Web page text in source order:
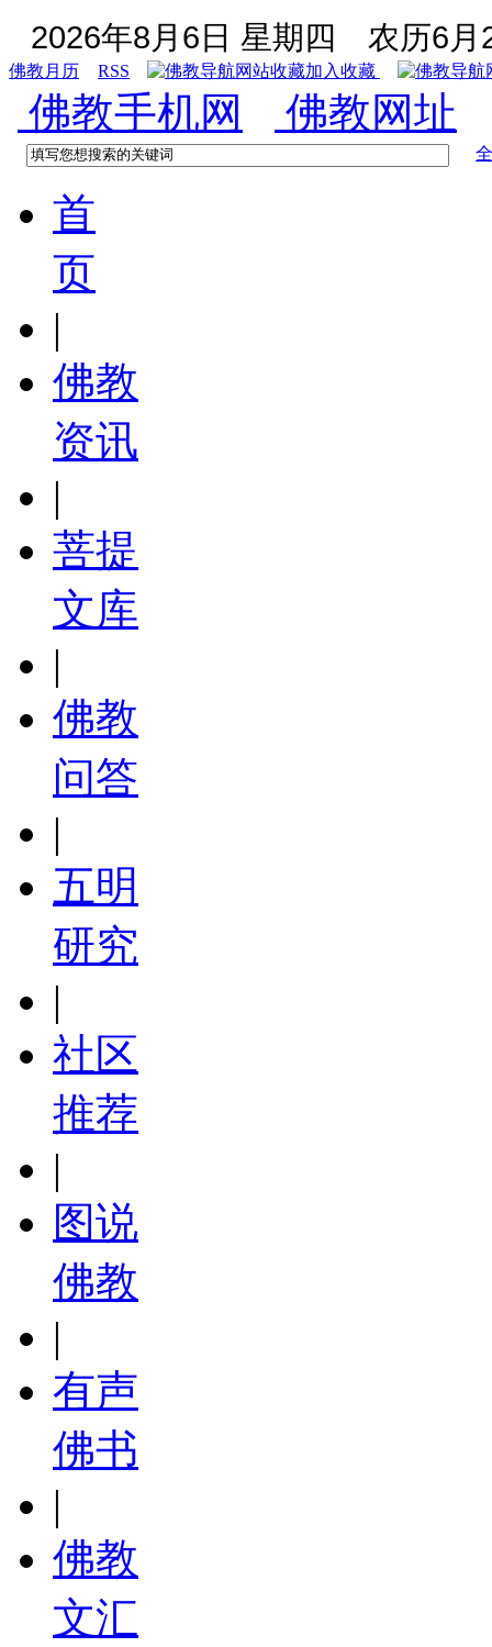
2026年8月6日 星期四 农历6月
佛教月历 RSS 加入收藏
佛教手机网 佛教网址
首
页
|
佛教
资讯
|
菩提
文库
|
佛教
问答
|
五明
研究
|
社区
推荐
|
图说
佛教
|
有声
佛书
|
佛教
文汇